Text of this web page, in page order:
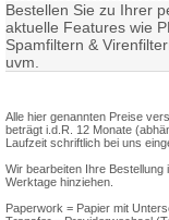
Bestellen Sie zu Ihrer
aktuelle Features wie
Spamfiltern &
uvm.
Alle hier genannten Preise
beträgt i.d.R. 12 Monate
Laufzeit schriftlich bei uns
Wir bearbeiten Ihre
Werktage hinziehen.
Paperwork = Papier mit